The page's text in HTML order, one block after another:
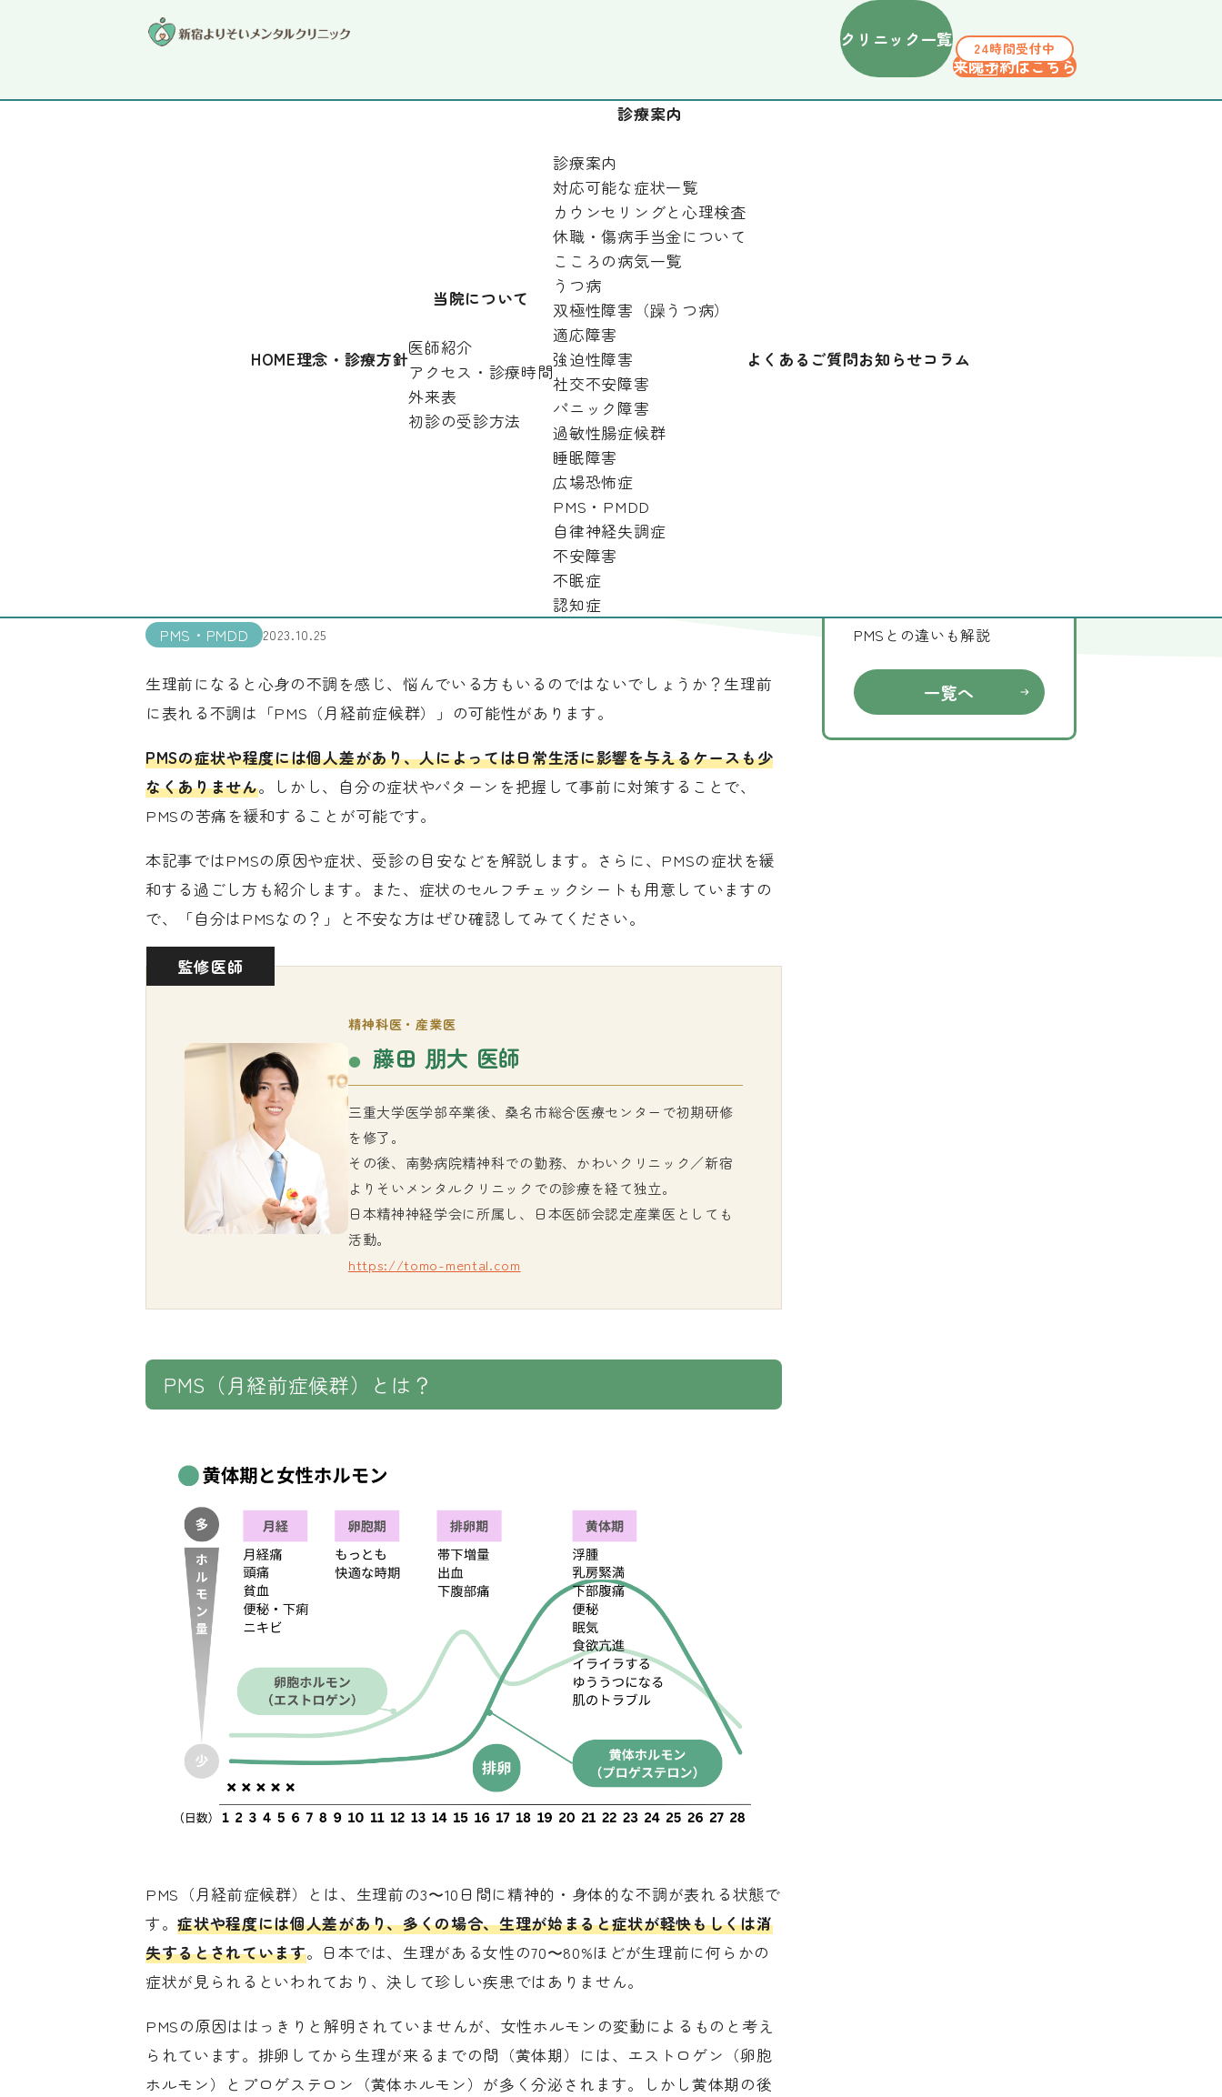
クリニック一覧 24時間受付中
来院予約はこちら
HOME理念・診療方針
当院について
医師紹介
アクセス・診療時間
外来表
初診の受診方法
診療案内
診療案内
対応可能な症状一覧
カウンセリングと心理検査
休職・傷病手当金について
こころの病気一覧
うつ病
双極性障害（躁うつ病）
適応障害
強迫性障害
社交不安障害
パニック障害
過敏性腸症候群
睡眠障害
広場恐怖症
PMS・PMDD
自律神経失調症
不安障害
不眠症
認知症
よくあるご質問お知らせコラム
【セルフチェック】PMS（月経前症候群）とは？受診の目安や過ごし方を紹介
【セルフチェック】PMS（月経前症候群）とは？受診の目安や過ごし方を紹介
【セルフチェック】PMS（月経前症候群）とは？受診の目
PMS・PMDD 2023.10.25
生理前になると心身の不調を感じ、悩んでいる方もいるのではないでしょうか？生理前
に表れる不調は「PMS（月経前症候群）」の可能性があります。
PMSの症状や程度には個人差があり、人によっては日常生活に影響を与えるケースも少
なくありません。しかし、自分の症状やパターンを把握して事前に対策することで、
PMSの苦痛を緩和することが可能です。
本記事ではPMSの原因や症状、受診の目安などを解説します。さらに、PMSの症状を緩
和する過ごし方も紹介します。また、症状のセルフチェックシートも用意していますの
で、「自分はPMSなの？」と不安な方はぜひ確認してみてください。
監修医師
精神科医・産業医
藤田 朋大 医師
三重大学医学部卒業後、桑名市総合医療センターで初期研修
を修了。
その後、南勢病院精神科での勤務、かわいクリニック／新宿
よりそいメンタルクリニックでの診療を経て独立。
日本精神神経学会に所属し、日本医師会認定産業医としても
活動。
https://tomo-mental.com
PMS（月経前症候群）とは？
PMS（月経前症候群）とは、生理前の3〜10日間に精神的・身体的な不調が表れる状態で
す。症状や程度には個人差があり、多くの場合、生理が始まると症状が軽快もしくは消
失するとされています。日本では、生理がある女性の70〜80%ほどが生理前に何らかの
症状が見られるといわれており、決して珍しい疾患ではありません。
PMSの原因ははっきりと解明されていませんが、女性ホルモンの変動によるものと考え
られています。排卵してから生理が来るまでの間（黄体期）には、エストロゲン（卵胞
ホルモン）とプロゲステロン（黄体ホルモン）が多く分泌されます。しかし黄体期の後
PMSとの違いも解説
一覧へ